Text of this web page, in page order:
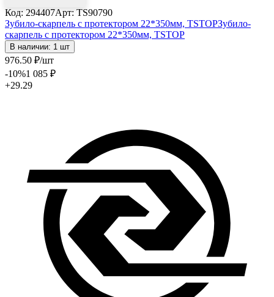
Код: 294407Арт: TS90790
Зубило-скарпель с протектором 22*350мм, TSTOPЗубило-
скарпель с протектором 22*350мм, TSTOP
В наличии: 1 шт
976.50 ₽/шт
-10%1 085 ₽
+29.29